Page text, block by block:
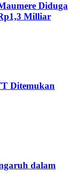
Diduga
Milliar
Ditemukan
dalam